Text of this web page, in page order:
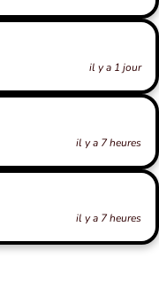
il y a 1 jour
il y a 7 heures
il y a 7 heures